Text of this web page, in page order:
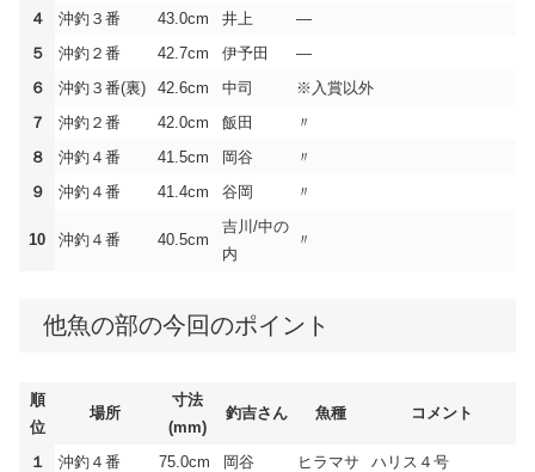
４ 沖釣３番 43.0cm 井上
—
５
沖釣２番 42.7cm 伊予田
—
６
沖釣３番(裏) 42.6cm 中司
※入賞以外
７
沖釣２番 42.0cm 飯田
〃
８
沖釣４番 41.5cm 岡谷
〃
９
沖釣４番 41.4cm 谷岡 〃
10 沖釣４番 40.5cm
吉川/中の
内
〃
他魚の部の今回のポイント
順
位
場所
寸法
(mm)
釣吉さん 魚種 コメント
１ 沖釣４番 75.0cm 岡谷 ヒラマサ ハリス４号